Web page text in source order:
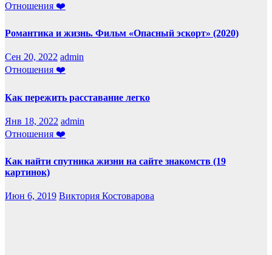
Отношения ❤️
Романтика и жизнь. Фильм «Опасный эскорт» (2020)
Сен 20, 2022 admin
Отношения ❤️
Как пережить расставание легко
Янв 18, 2022 admin
Отношения ❤️
Как найти спутника жизни на сайте знакомств (19
картинок)
Июн 6, 2019 Виктория Костоварова